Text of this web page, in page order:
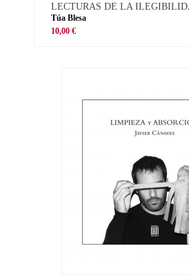
LECTURAS DE LA
Túa Blesa
10,00 €